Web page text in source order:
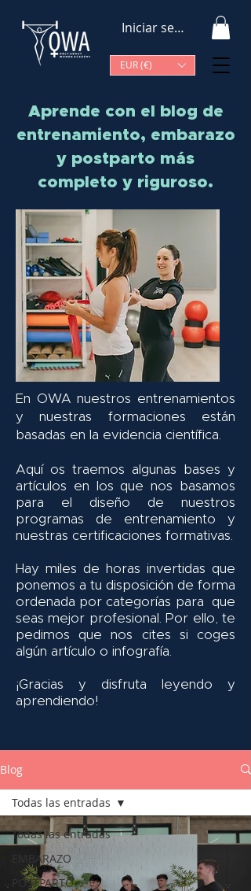
EUR (€)
Iniciar sesión
Aprende con el blog de
entrenamiento, embarazo
y postparto más
completo y riguroso.
En OWA nuestros entrenamientos
y nuestras formaciones están
basadas en la evidencia científica.
Aquí os traemos algunas bases y
artículos en los que nos basamos
para el diseño de nuestros
programas de entrenamiento y
nuestras certificaciones formativas.
Hay miles de horas invertidas que
ponemos a tu disposición de forma
ordenada por categorías para que
seas mejor profesional. Por ello, te
pedimos que nos cites si coges
algún artículo o infografía.
¡Gracias y disfruta leyendo y
aprendiendo!
Blog
Todas las entradas
EMBARAZO
POSTPARTO
Todas las entradas